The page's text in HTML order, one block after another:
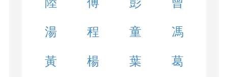
湯 程 童 馮
黃 楊 葉 葛